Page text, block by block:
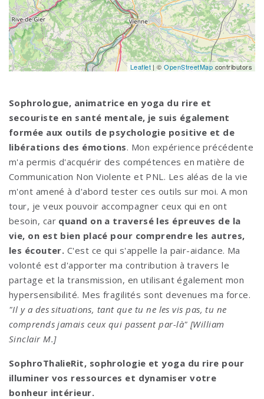
Leaflet | ©OpenStreetMap contributors
Sophrologue, animatrice en yoga du rire et
secouriste en santé mentale, je suis également
formée aux outils de psychologie positive et de
libérations des émotions. Mon expérience précédente
m'a permis d'acquérir des compétences en matière de
Communication Non Violente et PNL. Les aléas de la vie
m'ont amené à d'abord tester ces outils sur moi. A mon
tour, je veux pouvoir accompagner ceux qui en ont
besoin, car quand on a traversé les épreuves de la
vie, on est bien placé pour comprendre les autres,
les écouter. C'est ce qui s'appelle la pair-aidance. Ma
volonté est d'apporter ma contribution à travers le
partage et la transmission, en utilisant également mon
hypersensibilité. Mes fragilités sont devenues ma force.
"Il y a des situations, tant que tu ne les vis pas, tu ne
comprends jamais ceux qui passent par-là" [William
Sinclair M.]
SophroThalieRit, sophrologie et yoga du rire pour
illuminer vos ressources et dynamiser votre
bonheur intérieur.